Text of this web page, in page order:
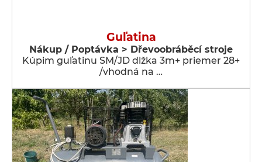
Guľatina
Nákup / Poptávka > Dřevoobráběcí stroje
Kúpim guľatinu SM/JD dlžka 3m+ priemer 28+
/vhodná na …